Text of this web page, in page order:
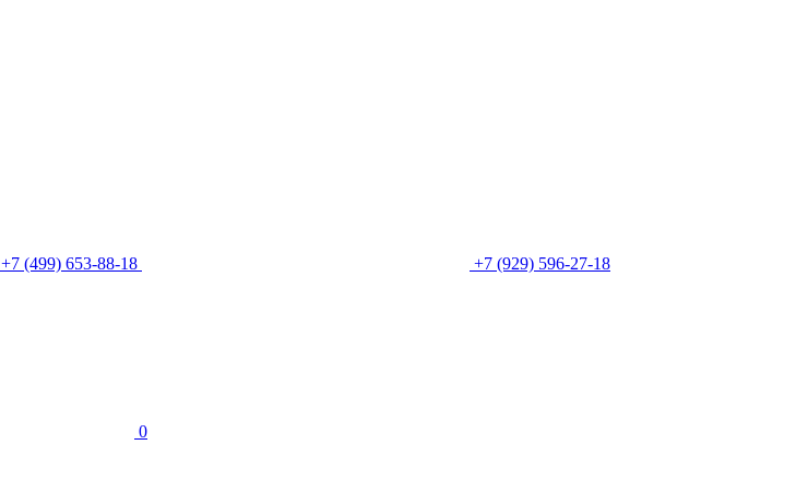
+7 (499) 653-88-18 +7 (929) 596-27-18
0